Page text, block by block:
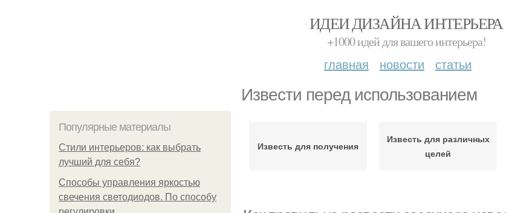
ИДЕИ ДИЗАЙНА ИНТЕРЬЕРА
+1000 идей для вашего интерьера!
главная новости статьи
Извести перед использованием
Популярные материалы
Стили интерьеров: как выбрать
лучший для себя?
Способы управления яркостью
свечения светодиодов. По способу
Известь для получения
Известь для различных
целей